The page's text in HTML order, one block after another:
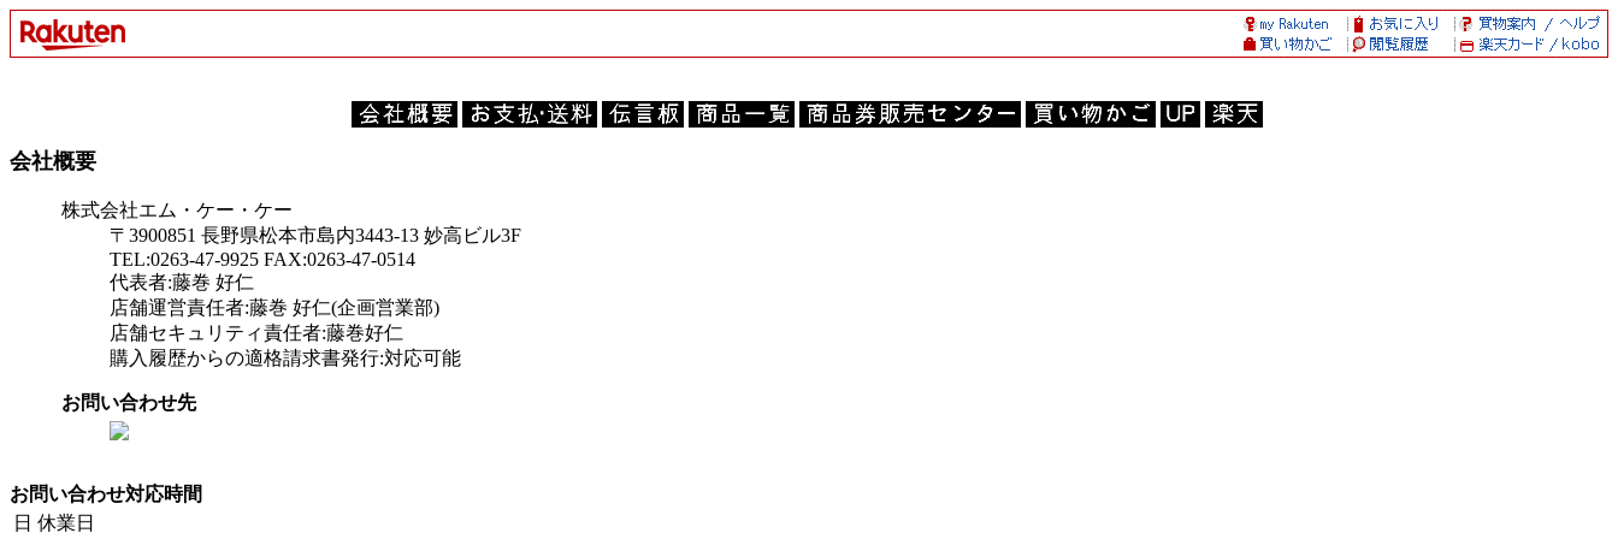
会社概要
株式会社エム・ケー・ケー
〒3900851 長野県松本市島内3443-13 妙高ビル3F
TEL:0263-47-9925 FAX:0263-47-0514
代表者:藤巻 好仁
店舗運営責任者:藤巻 好仁(企画営業部)
店舗セキュリティ責任者:藤巻好仁
購入履歴からの適格請求書発行:対応可能
お問い合わせ先
お問い合わせ対応時間
日 休業日